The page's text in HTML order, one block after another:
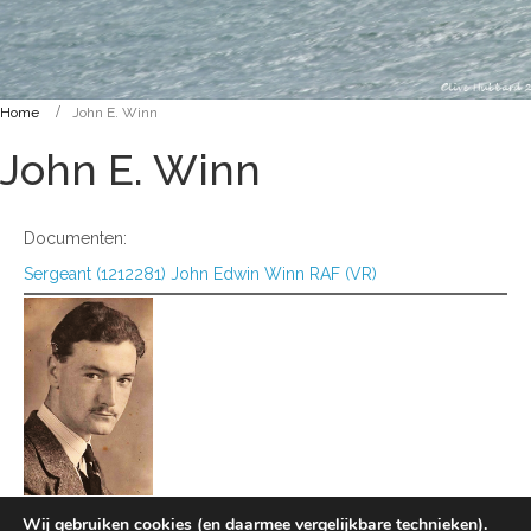
Home John E. Winn
John E. Winn
Documenten:
Sergeant (1212281) John Edwin Winn RAF (VR)
Wij gebruiken cookies (en daarmee vergelijkbare technieken).